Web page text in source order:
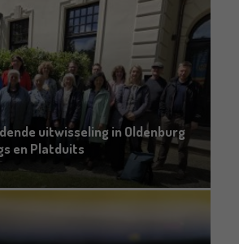
uitwisseling in Oldenburg
en Platduits